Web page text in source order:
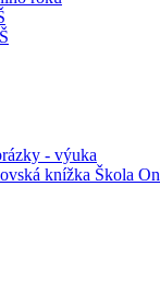
- výuka
knížka Škola